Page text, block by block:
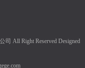
All Right Reserved Designed